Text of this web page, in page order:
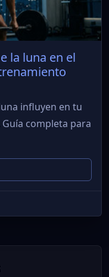
la luna en el
influyen en tu
completa para